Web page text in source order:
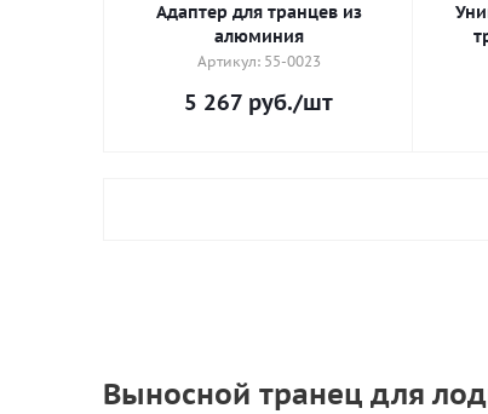
Адаптер для транцев из
алюминия
Артикул: 55-0023
5 267 руб./шт
Выносной транец для